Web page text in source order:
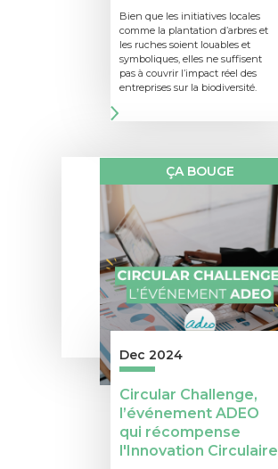
Bien que les initiatives locales
comme la plantation d’arbres et
les ruches soient louables et
symboliques, elles ne suffisent
pas à couvrir l’impact réel des
entreprises sur la biodiversité.
ÇA BOUGE
Dec 2024
Circular Challenge,
l’événement ADEO
qui récompense
l'Innovation Circulaire